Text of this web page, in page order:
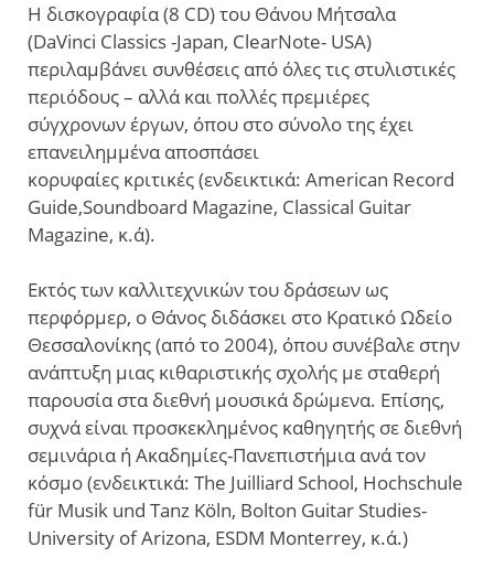
Η δισκογραφία (8 CD) του Θάνου Μήτσαλα
(DaVinci Classics -Japan, ClearNote- USA)
περιλαμβάνει συνθέσεις από όλες τις στυλιστικές
περιόδους – αλλά και πολλές πρεμιέρες
σύγχρονων έργων, όπου στο σύνολο της έχει
επανειλημμένα αποσπάσει
κορυφαίες κριτικές (ενδεικτικά: American Record
Guide,Soundboard Magazine, Classical Guitar
Magazine, κ.ά).
Εκτός των καλλιτεχνικών του δράσεων ως
περφόρμερ, ο Θάνος διδάσκει στο Κρατικό Ωδείο
Θεσσαλονίκης (από το 2004), όπου συνέβαλε στην
ανάπτυξη μιας κιθαριστικής σχολής με σταθερή
παρουσία στα διεθνή μουσικά δρώμενα. Επίσης,
συχνά είναι προσκεκλημένος καθηγητής σε διεθνή
σεμινάρια ή Ακαδημίες-Πανεπιστήμια ανά τον
κόσμο (ενδεικτικά: Τhe Juilliard School, Hochschule
für Musik und Tanz Köln, Bolton Guitar Studies-
University of Arizona, ESDM Monterrey, κ.ά.)